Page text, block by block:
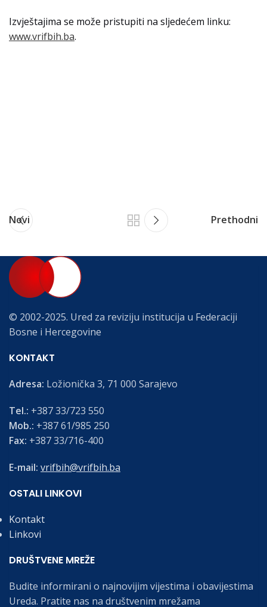
Izvještajima se može pristupiti na sljedećem linku:
www.vrifbih.ba.
Novi Prethodni
© 2002-2025. Ured za reviziju institucija u Federaciji
Bosne i Hercegovine
KONTAKT
Adresa: Ložionička 3, 71 000 Sarajevo
Tel.: +387 33/723 550
Mob.: +387 61/985 250
Fax: +387 33/716-400
E-mail: vrifbih@vrifbih.ba
OSTALI LINKOVI
Kontakt
Linkovi
DRUŠTVENE MREŽE
Budite informirani o najnovijim vijestima i obavijestima
Ureda. Pratite nas na društvenim mrežama